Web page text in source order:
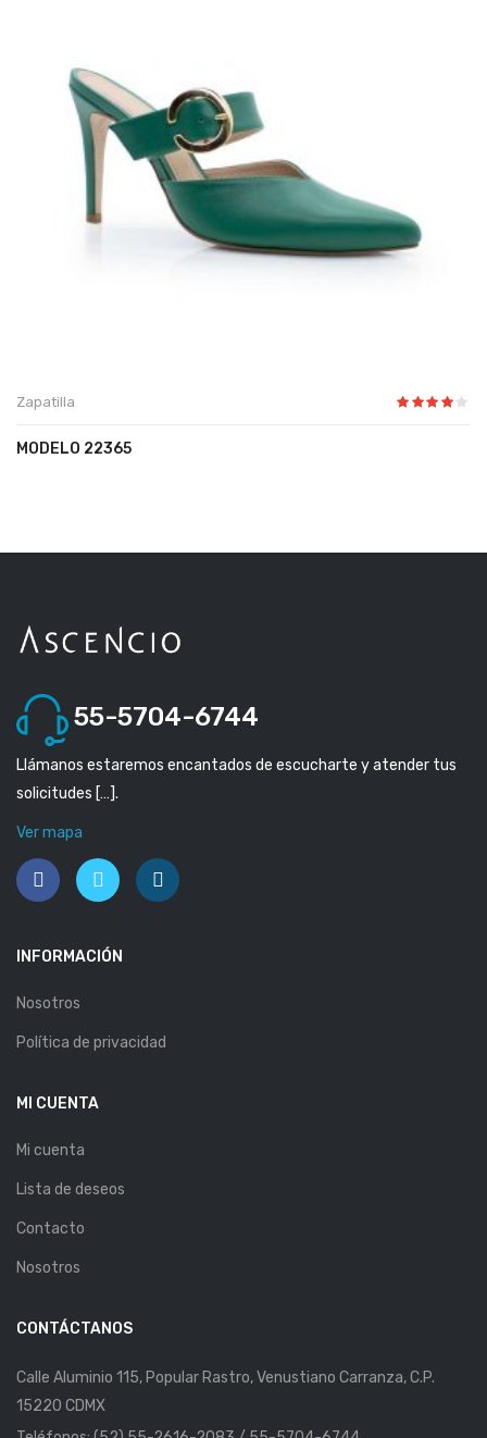
Zapatilla
MODELO 22365
55-5704-6744
Llámanos estaremos encantados de escucharte y atender tus
solicitudes […].
Ver mapa
INFORMACIÓN
Nosotros
Política de privacidad
MI CUENTA
Mi cuenta
Lista de deseos
Contacto
Nosotros
CONTÁCTANOS
Calle Aluminio 115, Popular Rastro, Venustiano Carranza, C.P.
15220 CDMX